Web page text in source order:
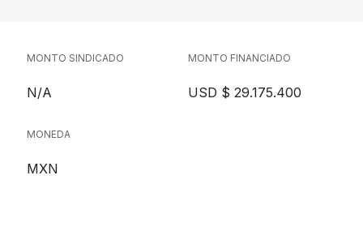
MONTO SINDICADO
N/A
MONTO FINANCIADO
USD $ 29.175.400
MONEDA
MXN